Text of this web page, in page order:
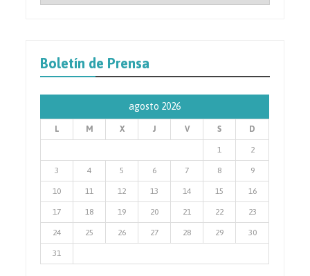
Prensa
Boletín de Prensa
agosto 2026
L M X J V S D
1 2
3 4 5 6 7 8 9
10 11 12 13 14 15 16
17 18 19 20 21 22 23
24 25 26 27 28 29 30
31